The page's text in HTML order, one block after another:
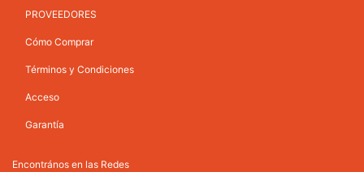
PROVEEDORES
Cómo Comprar
Términos y Condiciones
Acceso
Garantía
Encontrános en las Redes